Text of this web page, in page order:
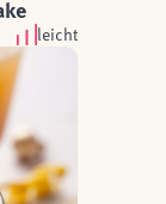
leicht